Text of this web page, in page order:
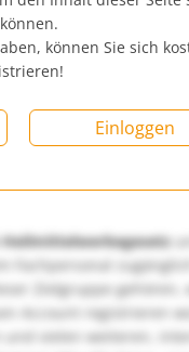
können Sie sich
Einloggen
Zielgruppe gehören,
Account registrieren
vielen weiteren,